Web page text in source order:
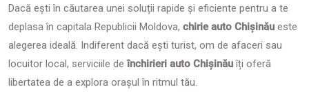
Dacă ești în căutarea unei soluții rapide și eficiente pentru a te
deplasa în capitala Republicii Moldova, chirie auto Chișinău este
alegerea ideală. Indiferent dacă ești turist, om de afaceri sau
locuitor local, serviciile deînchirieri auto Chișinăuîți oferă
libertatea de a explora orașul în ritmul tău.